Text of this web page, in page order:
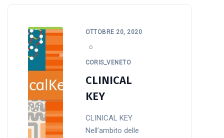
OTTOBRE 20, 2020
CORIS_VENETO
CLINICAL
KEY
CLINICAL KEY
Nell’ambito delle